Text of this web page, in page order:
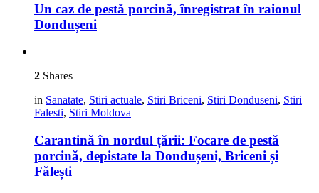
Un caz de pestă porcină, înregistrat în raionul
Dondușeni
2 Shares
in Sanatate, Stiri actuale, Stiri Briceni, Stiri Donduseni, Stiri
Falesti, Stiri Moldova
Carantină în nordul țării: Focare de pestă
porcină, depistate la Dondușeni, Briceni și
Fălești